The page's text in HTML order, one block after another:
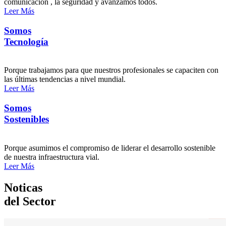
Leer Más
Somos
Tecnología
Porque trabajamos para que nuestros profesionales se capaciten con
las últimas tendencias a nivel mundial.
Leer Más
Somos
Sostenibles
Porque asumimos el compromiso de liderar el desarrollo sostenible
de nuestra infraestructura vial.
Leer Más
Noticas
del Sector